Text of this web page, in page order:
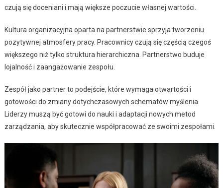
czują się doceniani i mają większe poczucie własnej wartości.
Kultura organizacyjna oparta na partnerstwie sprzyja tworzeniu
pozytywnej atmosfery pracy. Pracownicy czują się częścią czegoś
większego niż tylko struktura hierarchiczna. Partnerstwo buduje
lojalność i zaangażowanie zespołu.
Zespół jako partner to podejście, które wymaga otwartości i
gotowości do zmiany dotychczasowych schematów myślenia.
Liderzy muszą być gotowi do nauki i adaptacji nowych metod
zarządzania, aby skutecznie współpracować ze swoimi zespołami.